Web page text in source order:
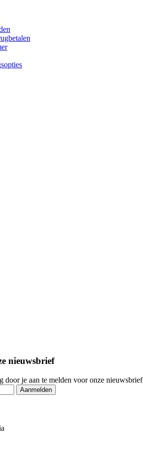
nieuwsbrief
door je aan te melden voor onze nieuwsbrief
Aanmelden